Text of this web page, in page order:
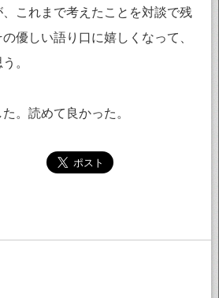
これまで考えたことを対談で残
優しい語り口に嬉しくなって、
。
。読めて良かった。